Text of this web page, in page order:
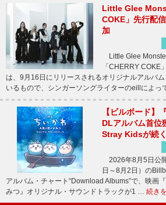
Little Glee
COKE」先行配
加
Little Glee
「CHERRY
は、9月16日にリリースされるオリジナルアルバ
いるもので、シンガーソングライターのeillによっ
【ビルボード】
DLアルバム首
Stray Kidsが続く
2026年8月5日公
日～8月2日）の
アルバム・チャート“Download Albums”で、映画
みつ』オリジナル・サウンドトラックが1 … 続き